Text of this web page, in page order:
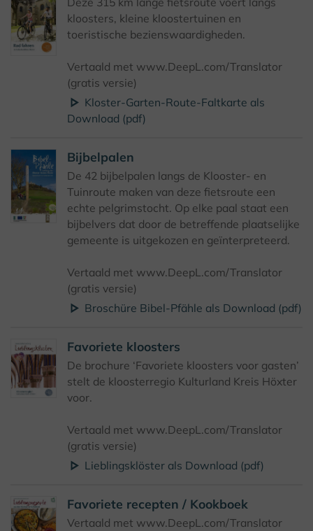
kloosters, kleine kloostertuinen en
toeristische bezienswaardigheden.
Vertaald met www.DeepL.com/Translator
(gratis versie)
Kloster-Garten-Route-Faltkarte als
Download (pdf)
Bijbelpalen
De 42 bijbelpalen langs de Klooster- en
Tuinroute maken van deze fietsroute een
echte pelgrimstocht. Op elke paal staat een
bijbelvers dat door de betreffende plaatselijke
gemeente is uitgekozen en geïnterpreteerd.
Vertaald met www.DeepL.com/Translator
(gratis versie)
Broschüre Bibel-Pfähle als Download (pdf)
Favoriete kloosters
De brochure ‘Favoriete kloosters voor gasten’
stelt de kloosterregio Kulturland Kreis Höxter
voor.
Vertaald met www.DeepL.com/Translator
(gratis versie)
Lieblingsklöster als Download (pdf)
Favoriete recepten / Kookboek
Vertaald met www.DeepL.com/Translator